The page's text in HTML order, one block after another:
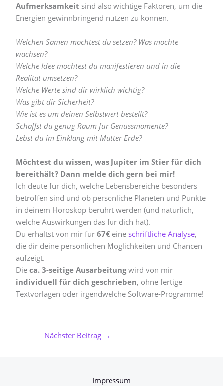
Aufmerksamkeit sind also wichtige Faktoren, um die
Energien gewinnbringend nutzen zu können.
Welchen Samen möchtest du setzen? Was möchte
wachsen?
Welche Idee möchtest du manifestieren und in die
Realität umsetzen?
Welche Werte sind dir wirklich wichtig?
Was gibt dir Sicherheit?
Wie ist es um deinen Selbstwert bestellt?
Schaffst du genug Raum für Genussmomente?
Lebst du im Einklang mit Mutter Erde?
Möchtest du wissen, was Jupiter im Stier für dich
bereithält? Dann melde dich gern bei mir!
Ich deute für dich, welche Lebensbereiche besonders
betroffen sind und ob persönliche Planeten und Punkte
in deinem Horoskop berührt werden (und natürlich,
welche Auswirkungen das für dich hat).
Du erhältst von mir für 67€ eine schriftliche Analyse,
die dir deine persönlichen Möglichkeiten und Chancen
aufzeigt.
Dieca. 3-seitige Ausarbeitungwird von mir
individuell für dich geschrieben, ohne fertige
Textvorlagen oder irgendwelche Software-Programme!
Nächster Beitrag →
Impressum